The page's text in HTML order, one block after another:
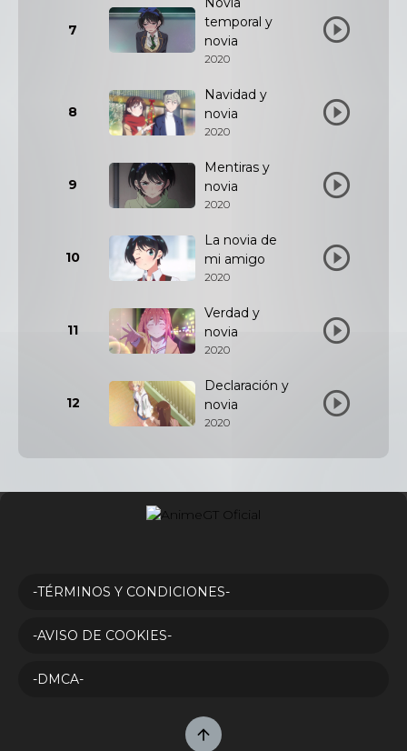
7
temporal y
novia
2020
8
Navidad y
novia
2020
9
Mentiras y
novia
2020
10
La novia de
mi amigo
2020
11
Verdad y
novia
2020
12
Declaración y
novia
2020
-TÉRMINOS Y CONDICIONES-
-AVISO DE COOKIES-
-DMCA-